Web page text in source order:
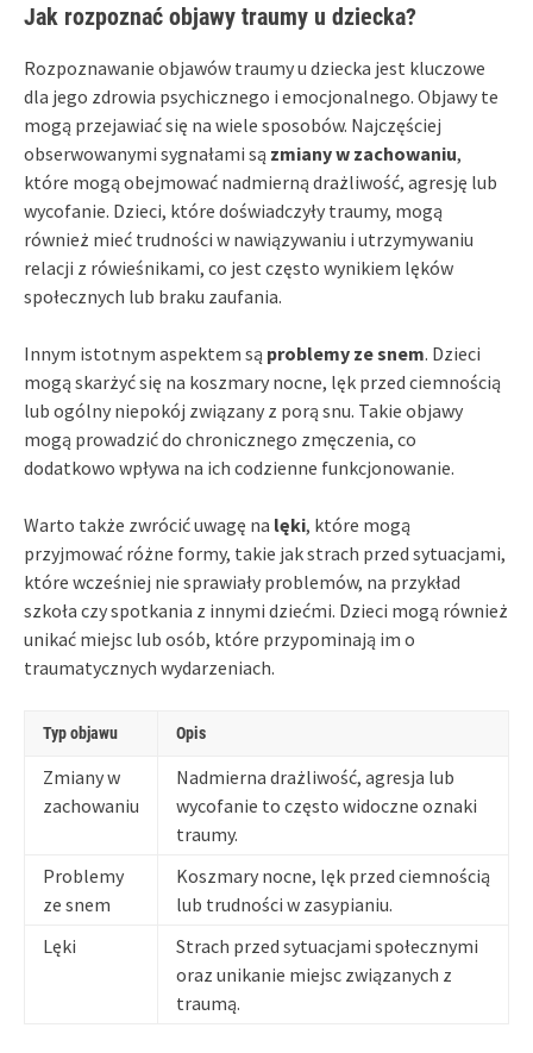
Jak rozpoznać objawy traumy u dziecka?
Rozpoznawanie objawów traumy u dziecka jest kluczowe
dla jego zdrowia psychicznego i emocjonalnego. Objawy te
mogą przejawiać się na wiele sposobów. Najczęściej
obserwowanymi sygnałami są zmiany w zachowaniu,
które mogą obejmować nadmierną drażliwość, agresję lub
wycofanie. Dzieci, które doświadczyły traumy, mogą
również mieć trudności w nawiązywaniu i utrzymywaniu
relacji z rówieśnikami, co jest często wynikiem lęków
społecznych lub braku zaufania.
Innym istotnym aspektem są problemy ze snem. Dzieci
mogą skarżyć się na koszmary nocne, lęk przed ciemnością
lub ogólny niepokój związany z porą snu. Takie objawy
mogą prowadzić do chronicznego zmęczenia, co
dodatkowo wpływa na ich codzienne funkcjonowanie.
Warto także zwrócić uwagę na lęki, które mogą
przyjmować różne formy, takie jak strach przed sytuacjami,
które wcześniej nie sprawiały problemów, na przykład
szkoła czy spotkania z innymi dziećmi. Dzieci mogą również
unikać miejsc lub osób, które przypominają im o
traumatycznych wydarzeniach.
Typ objawu Opis
Zmiany w
zachowaniu
Nadmierna drażliwość, agresja lub
wycofanie to często widoczne oznaki
traumy.
Problemy
ze snem
Koszmary nocne, lęk przed ciemnością
lub trudności w zasypianiu.
Lęki
Strach przed sytuacjami społecznymi
oraz unikanie miejsc związanych z
traumą.